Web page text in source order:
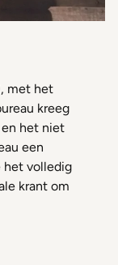
met het
kreeg
en het niet
een
het volledig
krant om